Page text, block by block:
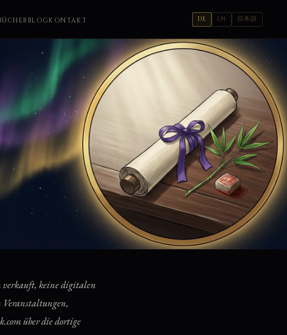
BLOG KONTAKT DE EN 日本語
verkauft, keine digitalen
Veranstaltungen,
über die dortige